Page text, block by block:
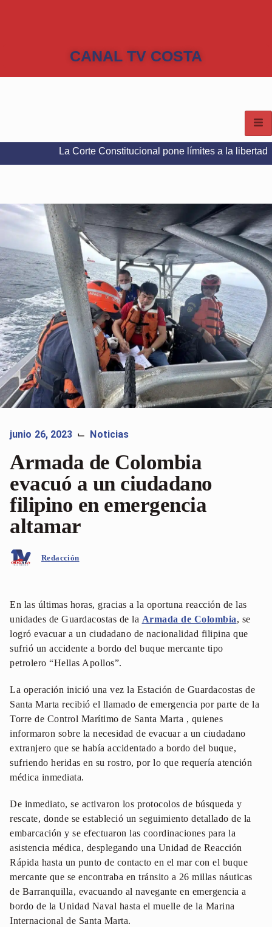
CANAL TV COSTA
La Corte Constitucional pone límites a la libertad de
junio 26, 2023 ⌙ Noticias
Armada de Colombia
evacuó a un ciudadano
filipino en emergencia
altamar
Redacción
En las últimas horas, gracias a la oportuna reacción de las
unidades de Guardacostas de la Armada de Colombia, se
logró evacuar a un ciudadano de nacionalidad filipina que
sufrió un accidente a bordo del buque mercante tipo
petrolero “Hellas Apollos”.
La operación inició una vez la Estación de Guardacostas de
Santa Marta recibió el llamado de emergencia por parte de la
Torre de Control Marítimo de Santa Marta , quienes
informaron sobre la necesidad de evacuar a un ciudadano
extranjero que se había accidentado a bordo del buque,
sufriendo heridas en su rostro, por lo que requería atención
médica inmediata.
De inmediato, se activaron los protocolos de búsqueda y
rescate, donde se estableció un seguimiento detallado de la
embarcación y se efectuaron las coordinaciones para la
asistencia médica, desplegando una Unidad de Reacción
Rápida hasta un punto de contacto en el mar con el buque
mercante que se encontraba en tránsito a 26 millas náuticas
de Barranquilla, evacuando al navegante en emergencia a
bordo de la Unidad Naval hasta el muelle de la Marina
Internacional de Santa Marta.